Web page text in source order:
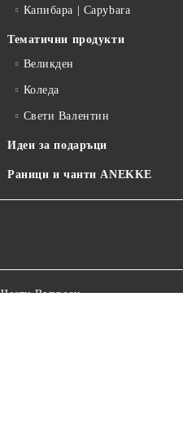
Капибара | Capybara
Тематични продукти
Великден
Коледа
Свети Валентин
Идеи за подаръци
Раници и чанти ANEKKE
Чести Въпроси